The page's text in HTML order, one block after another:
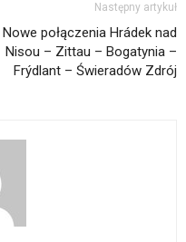
Następny artykuł
Nowe połączenia Hrádek nad
Nisou – Zittau – Bogatynia –
Frýdlant – Świeradów Zdrój